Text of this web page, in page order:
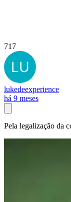
717
lukedeexperience
há 9 meses
Pela legalização da